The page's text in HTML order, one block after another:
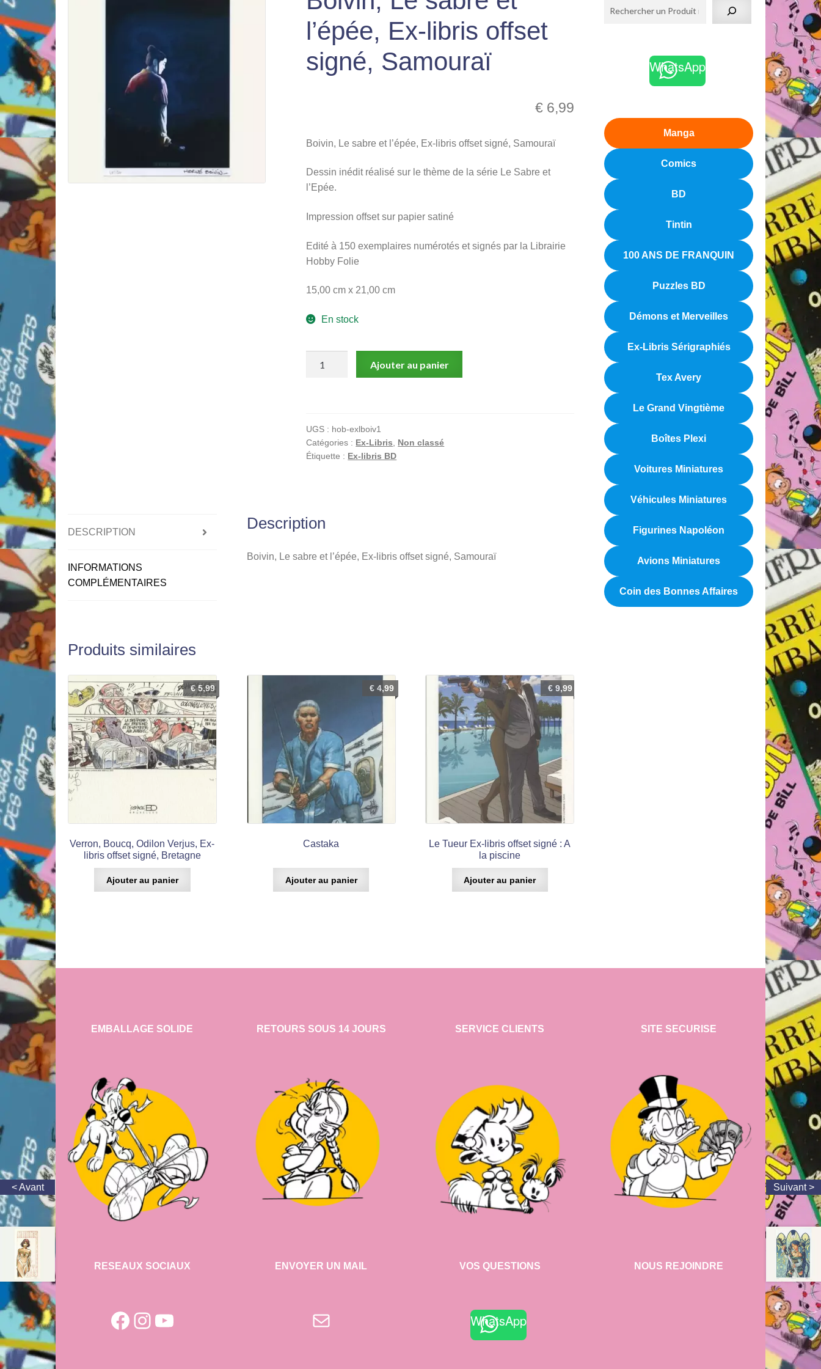
l’épée, Ex-libris offset
signé, Samouraï
€ 6,99
Boivin, Le sabre et l’épée, Ex-libris offset signé, Samouraï
Dessin inédit réalisé sur le thème de la série Le Sabre et
l’Epée.
Impression offset sur papier satiné
Edité à 150 exemplaires numérotés et signés par la Librairie
Hobby Folie
15,00 cm x 21,00 cm
En stock
et
l'épée,
Samouraï
Ajouter au panier
UGS : hob-exlboiv1
Catégories : Ex-Libris, Non classé
Étiquette : Ex-libris BD
DESCRIPTION
INFORMATIONS
COMPLÉMENTAIRES
Description
Boivin, Le sabre et l’épée, Ex-libris offset signé, Samouraï
Produits similaires
Verron, Boucq, Odilon Verjus, Ex-
libris offset signé, Bretagne
€5,99
Ajouter au panier
Castaka
€4,99
Ajouter au panier
Le Tueur Ex-libris offset signé : A
la piscine
€ 9,99
Ajouter au panier
WhatsApp
Manga
Comics
BD
Tintin
100 ANS DE FRANQUIN
Puzzles BD
Démons et Merveilles
Ex-Libris Sérigraphiés
Tex Avery
Le Grand Vingtième
Boîtes Plexi
Voitures Miniatures
Véhicules Miniatures
Figurines Napoléon
Avions Miniatures
Coin des Bonnes Affaires
EMBALLAGE SOLIDE
RESEAUX SOCIAUX
Facebook
Instagram
YouTube
RETOURS SOUS 14 JOURS
ENVOYER UN MAIL
E-mail
SERVICE CLIENTS
VOS QUESTIONS
WhatsApp
SITE SECURISE
NOUS REJOINDRE